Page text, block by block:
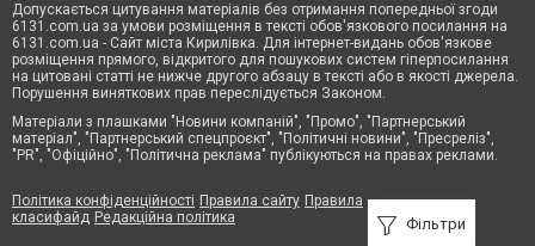
Фільтри
Допускається цитування матеріалів без отримання попередньої згоди
6131.com.ua за умови розміщення в тексті обов'язкового посилання на
6131.com.ua - Сайт міста Кирилівка. Для інтернет-видань обов'язкове
розміщення прямого, відкритого для пошукових систем гіперпосилання
на цитовані статті не нижче другого абзацу в тексті або в якості джерела.
Порушення виняткових прав переслідується Законом.
Матеріали з плашками "Новини компаній", "Промо", "Партнерський
матеріал", "Партнерський спецпроєкт", "Політичні новини", "Пресреліз",
"PR", "Офіційно", "Політична реклама" публікуються на правах реклами.
Політика конфіденційності Правила сайту Правила
класифайд Редакційна політика